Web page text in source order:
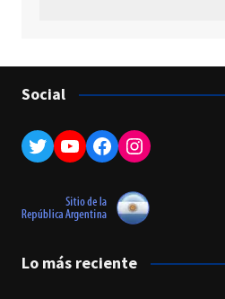
Social
Twitter
YouTube
Facebook
Instagram
Lo más reciente